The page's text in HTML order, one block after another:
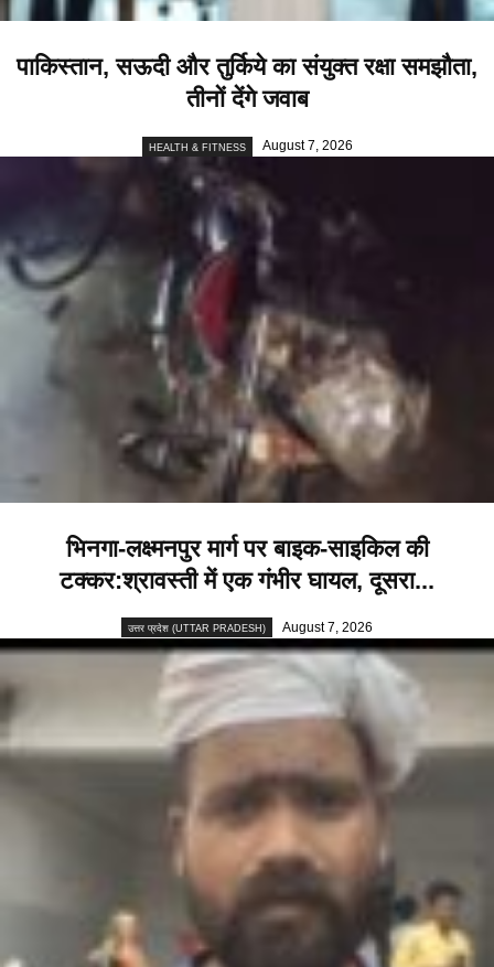
पाकिस्तान, सऊदी और तुर्किये का संयुक्त रक्षा समझौता,
तीनों देंगे जवाब
HEALTH & FITNESS August 7, 2026
भिनगा-लक्ष्मनपुर मार्ग पर बाइक-साइकिल की
टक्कर:श्रावस्ती में एक गंभीर घायल, दूसरा...
उत्तर प्रदेश (UTTAR PRADESH) August 7, 2026